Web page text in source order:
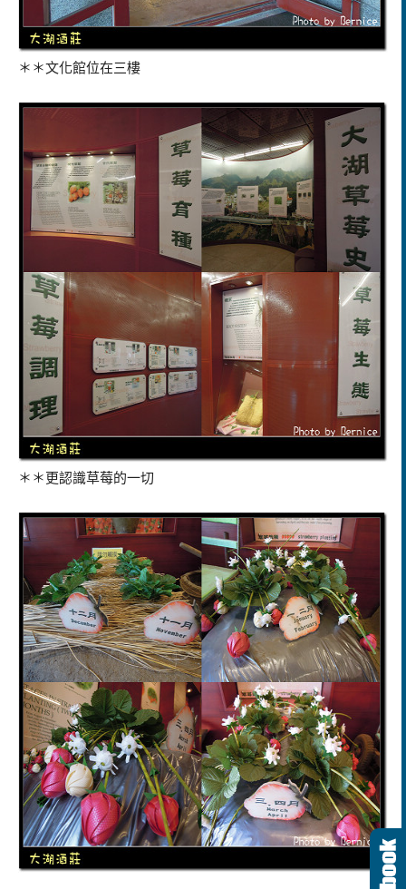
＊＊文化館位在三樓
＊＊更認識草莓的一切